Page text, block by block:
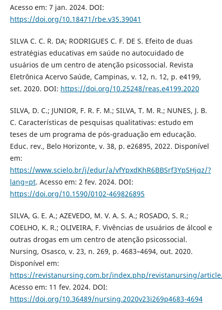
Acesso em: 7 jan. 2024. DOI:
https://doi.org/10.18471/rbe.v35.39041
SILVA C. C. R. DA; RODRIGUES C. F. DE S. Efeito de duas
estratégias educativas em saúde no autocuidado de
usuários de um centro de atenção psicossocial. Revista
Eletrônica Acervo Saúde, Campinas, v. 12, n. 12, p. e4199,
set. 2020. DOI: https://doi.org/10.25248/reas.e4199.2020
SILVA, D. C.; JUNIOR, F. R. F. M.; SILVA, T. M. R.; NUNES, J. B.
C. Características de pesquisas qualitativas: estudo em
teses de um programa de pós-graduação em educação.
Educ. rev., Belo Horizonte, v. 38, p. e26895, 2022. Disponível
em:
https://www.scielo.br/j/edur/a/vfYpxdKhR6BBSrf3YpSHjqz/?
lang=pt. Acesso em: 2 fev. 2024. DOI:
https://doi.org/10.1590/0102-469826895
SILVA, G. E. A.; AZEVEDO, M. V. A. S. A.; ROSADO, S. R.;
COELHO, K. R.; OLIVEIRA, F. Vivências de usuários de álcool e
outras drogas em um centro de atenção psicossocial.
Nursing, Osasco, v. 23, n. 269, p. 4683–4694, out. 2020.
Disponível em:
https://revistanursing.com.br/index.php/revistanursing/
Acesso em: 11 fev. 2024. DOI:
https://doi.org/10.36489/nursing.2020v23i269p4683-4694